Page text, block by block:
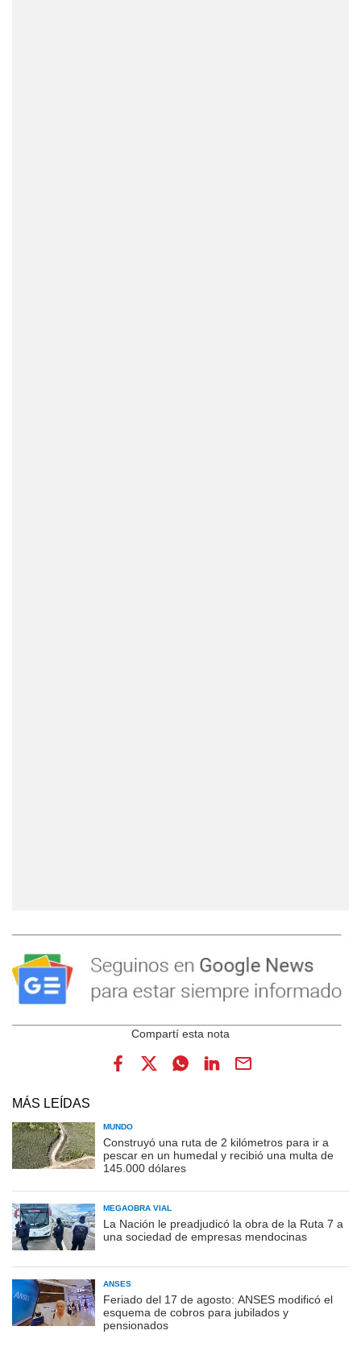
MÁS LEÍDAS
MUNDO
Construyó una ruta de 2 kilómetros para ir a
pescar en un humedal y recibió una multa de
145.000 dólares
MEGAOBRA VIAL
La Nación le preadjudicó la obra de la Ruta 7 a
una sociedad de empresas mendocinas
ANSES
Feriado del 17 de agosto: ANSES modificó el
esquema de cobros para jubilados y
pensionados